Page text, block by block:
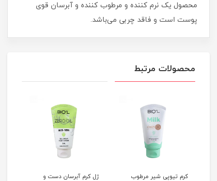
محصول یک نرم کننده و مرطوب کننده و آبرسان قوی
پوست است و فاقد چربی می‌باشد.
محصولات مرتبط
کرم تیوپی شیر مرطوب
ژل کرم آبرسان دست و